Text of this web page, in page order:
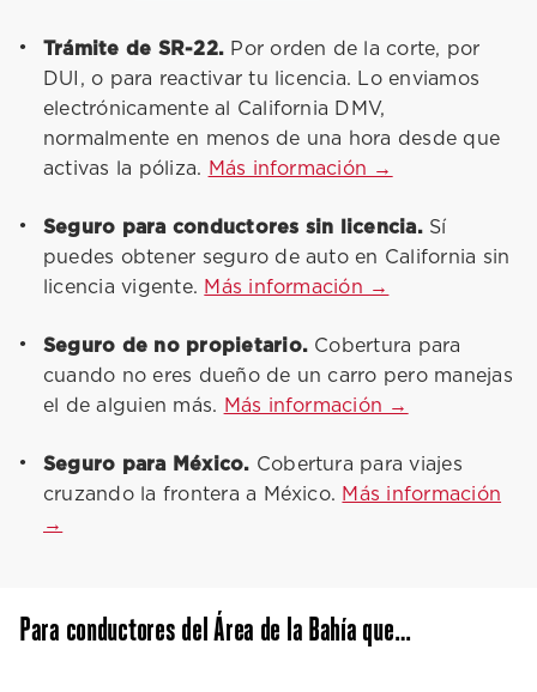
Trámite de SR-22. Por orden de la corte, por
DUI, o para reactivar tu licencia. Lo enviamos
electrónicamente al California DMV,
normalmente en menos de una hora desde que
activas la póliza. Más información →
Seguro para conductores sin licencia.Sí
puedes obtener seguro de auto en California sin
licencia vigente. Más información →
Seguro de no propietario. Cobertura para
cuando no eres dueño de un carro pero manejas
el de alguien más. Más información →
Seguro para México. Cobertura para viajes
cruzando la frontera a México. Más información
→
Para conductores del Área de la Bahía que…